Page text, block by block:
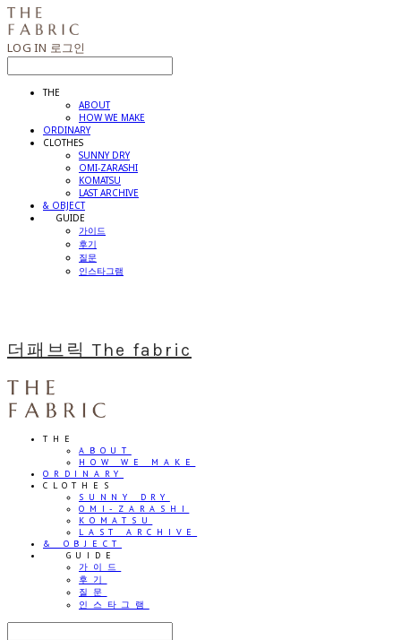
LOG IN 로그인
THE
ABOUT
HOW WE MAKE
ORDINARY
CLOTHES
SUNNY DRY
OMI-ZARASHI
KOMATSU
LAST ARCHIVE
& OBJECT
⠀⠀GUIDE
가이드
후기
질문
인스타그램
더패브릭 The fabric
THE
ABOUT
HOW WE MAKE
ORDINARY
CLOTHES
SUNNY DRY
OMI-ZARASHI
KOMATSU
LAST ARCHIVE
& OBJECT
⠀⠀GUIDE
가이드
후기
질문
인스타그램